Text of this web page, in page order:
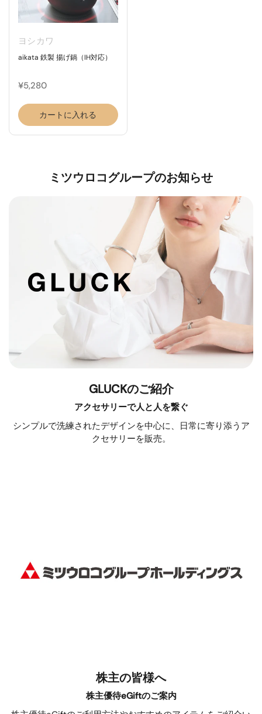
ヨシカワ
aikata 鉄製 揚げ鍋（IH対応）
¥5,280
カートに入れる
ミツウロコグループのお知らせ
GLUCKのご紹介
アクセサリーで人と人を繋ぐ
シンプルで洗練されたデザインを中心に、日常に寄り添うア
クセサリーを販売。
株主の皆様へ
株主優待eGiftのご案内